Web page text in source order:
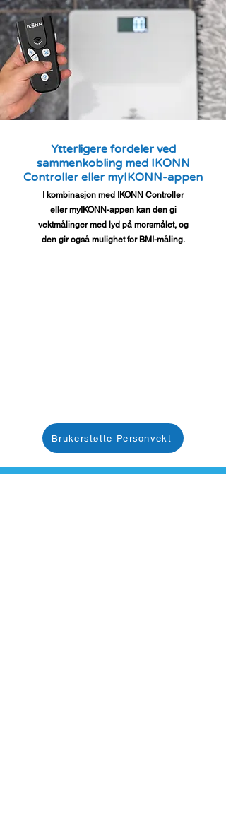
Ytterligere fordeler ved
sammenkobling med IKONN
Controller eller myIKONN-appen
I kombinasjon med IKONN Controller
eller myIKONN-appen kan den gi
vektmålinger med lyd på morsmålet, og
den gir også mulighet for BMI-måling.
Brukerstøtte Personvekt